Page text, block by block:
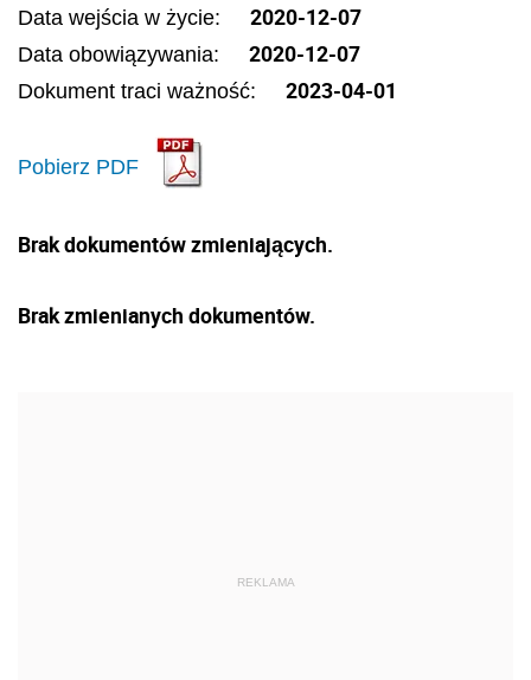
Data wejścia w życie: 2020-12-07
Data obowiązywania: 2020-12-07
Dokument traci ważność: 2023-04-01
Pobierz PDF
Brak dokumentów zmieniających.
Brak zmienianych dokumentów.